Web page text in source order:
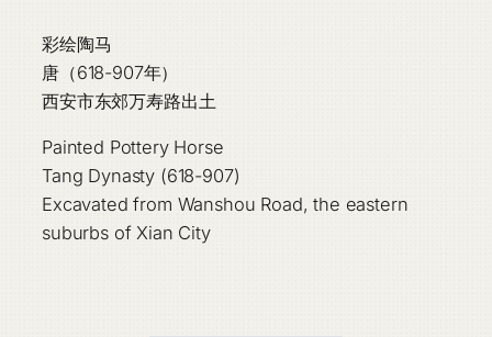
彩绘陶马
唐（618-907年）
西安市东郊万寿路出土
Painted Pottery Horse
Tang Dynasty (618-907)
Excavated from Wanshou Road, the eastern
suburbs of Xian City